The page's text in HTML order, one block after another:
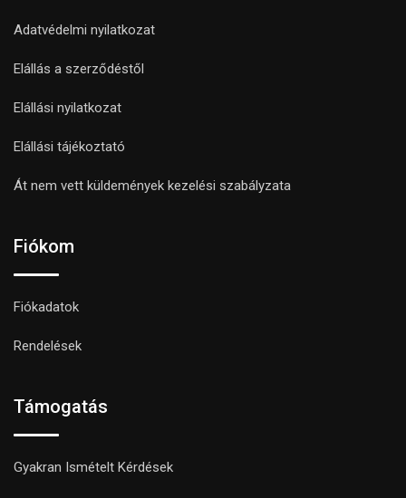
Adatvédelmi nyilatkozat
Elállás a szerződéstől
Elállási nyilatkozat
Elállási tájékoztató
Át nem vett küldemények kezelési szabályzata
Fiókom
Fiókadatok
Rendelések
Támogatás
Gyakran Ismételt Kérdések